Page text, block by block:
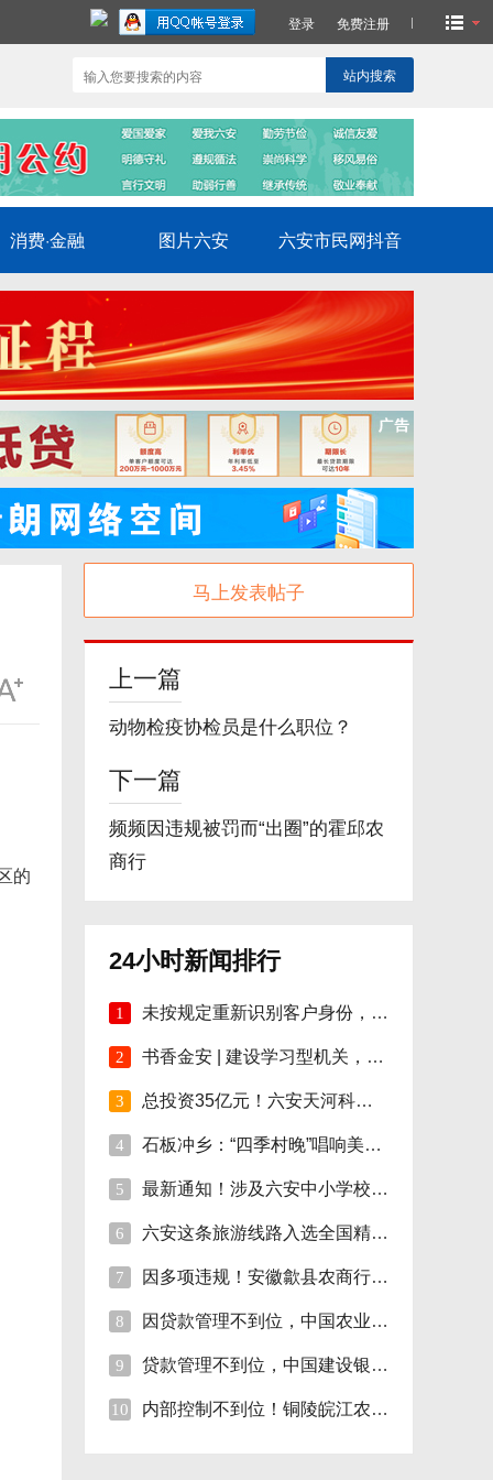
登录 免费注册
站内搜索
消费·金融 图片六安 六安市民网抖音
的
马上发表帖子
上一篇
动物检疫协检员是什么职位？
下一篇
频频因违规被罚而“出圈”的霍邱农
商行
24小时新闻排行
1 未按规定重新识别客户身份，安徽明光农商行
2 书香金安 | 建设学习型机关，孙岗这样做！
3 总投资35亿元！六安天河科技学院项目开工！
4 石板冲乡：“四季村晚”唱响美好新生活
5 最新通知！涉及六安中小学校伙食费
6 六安这条旅游线路入选全国精品!
7 因多项违规！安徽歙县农商行合计被罚110万
8 因贷款管理不到位，中国农业银行砀山支行被
9 贷款管理不到位，中国建设银行股份砀山支行
10 内部控制不到位！铜陵皖江农村商行被罚35万